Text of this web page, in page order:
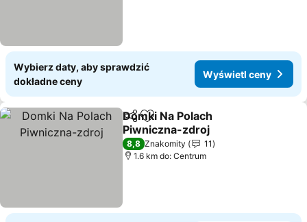
Wybierz daty, aby sprawdzić
dokładne ceny
Wyświetl ceny
Udostępnij
Dodaj do ulubionych
Domki Na Polach
Piwniczna-zdroj
8,8 Znakomity
11
1.6 km do: Centrum